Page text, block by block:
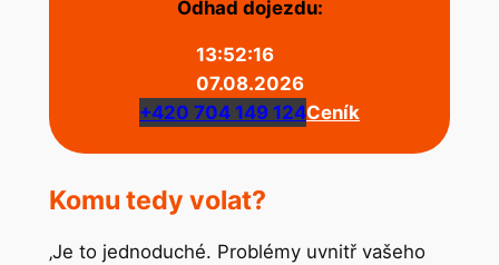
Odhad dojezdu:
13:52:16
07.08.2026
+420 704 149 124Ceník
Komu tedy volat?
‚Je to jednoduché. Problémy uvnitř vašeho